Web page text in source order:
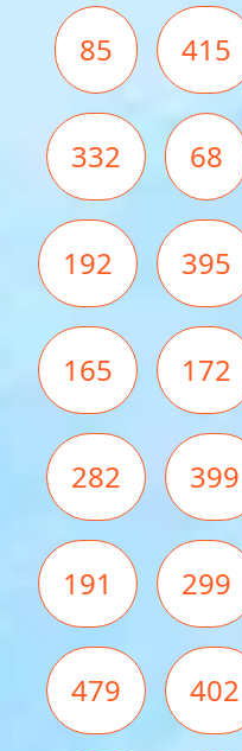
85 415
332 68
192 395
165 172
282 399
191 299
479 402